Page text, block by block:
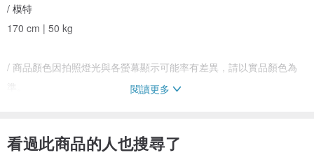
/ 模特
170 cm | 50 kg
/ 商品顏色因拍照燈光與各螢幕顯示可能率有差異，請以實品顏色為
準。
閱讀更多
看過此商品的人也搜尋了